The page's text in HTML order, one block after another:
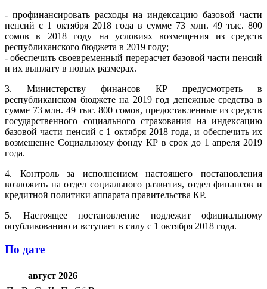
- профинансировать расходы на индексацию базовой части
пенсий с 1 октября 2018 года в сумме 73 млн. 49 тыс. 800
сомов в 2018 году на условиях возмещения из средств
республиканского бюджета в 2019 году;
- обеспечить своевременный перерасчет базовой части пенсий
и их выплату в новых размерах.
3. Министерству финансов КР предусмотреть в
республиканском бюджете на 2019 год денежные средства в
сумме 73 млн. 49 тыс. 800 сомов, предоставленные из средств
государственного социального страхования на индексацию
базовой части пенсий с 1 октября 2018 года, и обеспечить их
возмещение Социальному фонду КР в срок до 1 апреля 2019
года.
4. Контроль за исполнением настоящего постановления
возложить на отдел социального развития, отдел финансов и
кредитной политики аппарата правительства КР.
5. Настоящее постановление подлежит официальному
опубликованию и вступает в силу с 1 октября 2018 года.
По дате
август 2026